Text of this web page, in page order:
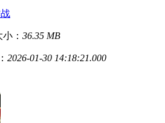
小： 36.35 MB
2026-01-30 14:18:21.000